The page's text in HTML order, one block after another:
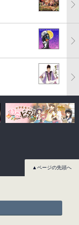
▲ページの先頭へ